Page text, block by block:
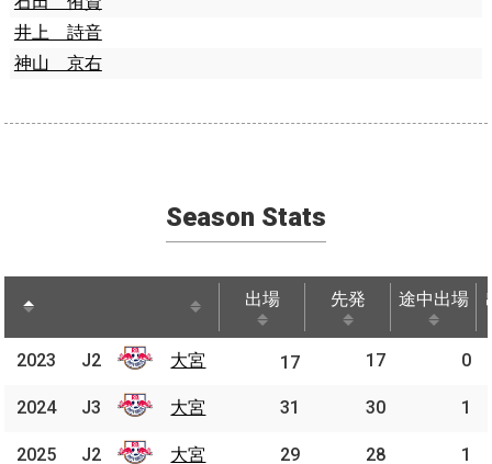
井上 詩音
神山 京右
Season Stats
出場 先発 途中出場
途中出場
2023 大宮 17 17 0
2024 大宮 31 30 1
2025 大宮 29 28 1
2023 J2 大宮
2024 J3 大宮
2025 J2 大宮